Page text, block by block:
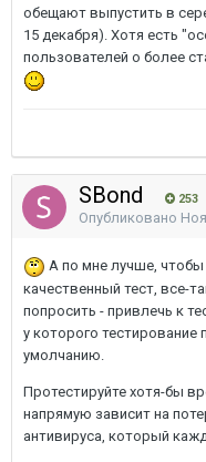
обещают выпустить в
15 декабря). Хотя есть
пользователей о более
SBond 253
Опубликовано
А по мне лучше,
качественный тест, все-
попросить - привлечь к
у которого тестирование
умолчанию.
Протестируйте хотя-бы
напрямую зависит на
антивируса, который